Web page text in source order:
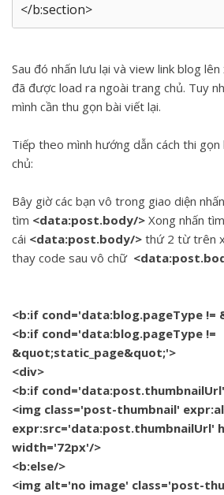
</b:section>
Sau đó nhấn lưu lại và view link blog
đã được load ra ngoài trang chủ. Tuy
mình cần thu gọn bài viết lại.
Tiếp theo mình hướng dẫn cách thi
chủ:
Bây giờ các bạn vô trong giao diện
tìm <data:post.body/> Xong nhấn
cái <data:post.body/> thứ 2 từ trên
thay code sau vô chữ
<b:if cond='data:blog.pageType
<b:if cond='data:blog.pageType !=
&quot;static_page&quot;'>
<div>
<b:if
<img class='post-thumbnail'
expr:src='data:post.thumbnailUrl'
width='72px'/>
<b:else/>
<img alt='no image' class='post-